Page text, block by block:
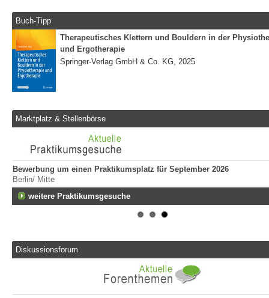
Buch-Tipp
Therapeutisches Klettern und Bouldern in der
und Ergotherapie
Springer-Verlag GmbH & Co. KG, 2025
Marktplatz & Stellenbörse
Bewerbung um einen Praktikumsplatz für September 2026
Berlin/ Mitte
weitere Praktikumsgesuche
Diskussionsforum